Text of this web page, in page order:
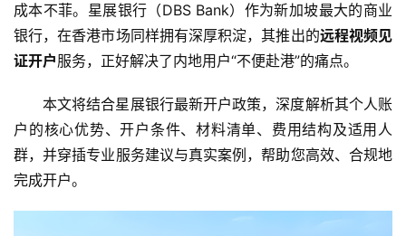
成本不菲。星展银行（DBS Bank）作为新加坡最大的商业
银行，在香港市场同样拥有深厚积淀，其推出的远程视频见
证开户服务，正好解决了内地用户“不便赴港”的痛点。
本文将结合星展银行最新开户政策，深度解析其个人账
户的核心优势、开户条件、材料清单、费用结构及适用人
群，并穿插专业服务建议与真实案例，帮助您高效、合规地
完成开户。